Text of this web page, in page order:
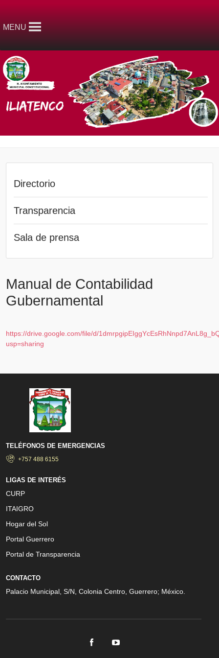
MENU
Directorio
Transparencia
Sala de prensa
Manual de Contabilidad
Gubernamental
https://drive.google.com/file/d/
usp=sharing
TELÉFONOS DE EMERGENCIAS
+757 488 6155
LIGAS DE INTERÉS
CURP
ITAIGRO
Hogar del Sol
Portal Guerrero
Portal de Transparencia
CONTACTO
Palacio Municipal, S/N, Colonia Centro, Guerrero; México.